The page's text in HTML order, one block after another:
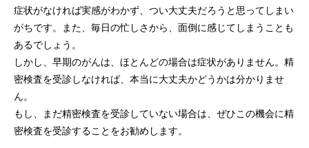
症状がなければ実感がわかず、つい大丈夫だろうと思ってしまい
がちです。また、毎日の忙しさから、面倒に感じてしまうことも
あるでしょう。
しかし、早期のがんは、ほとんどの場合は症状がありません。精
密検査を受診しなければ、本当に大丈夫かどうかは分かりませ
ん。
もし、まだ精密検査を受診していない場合は、ぜひこの機会に精
密検査を受診することをお勧めします。